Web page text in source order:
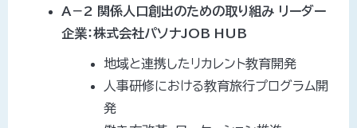
A－2 関係人口創出のための取り組み リーダー
企業：株式会社パソナJOB HUB
地域と連携したリカレント教育開発
人事研修における教育旅行プログラム開
発